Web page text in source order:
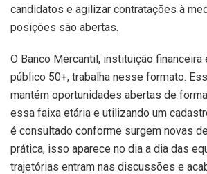
candidatos e agilizar contratações à
posições são abertas.
O Banco Mercantil, instituição
público 50+, trabalha nesse formato.
mantém oportunidades abertas de
essa faixa etária e utilizando um
é consultado conforme surgem novas
prática, isso aparece no dia a dia das
trajetórias entram nas discussões e